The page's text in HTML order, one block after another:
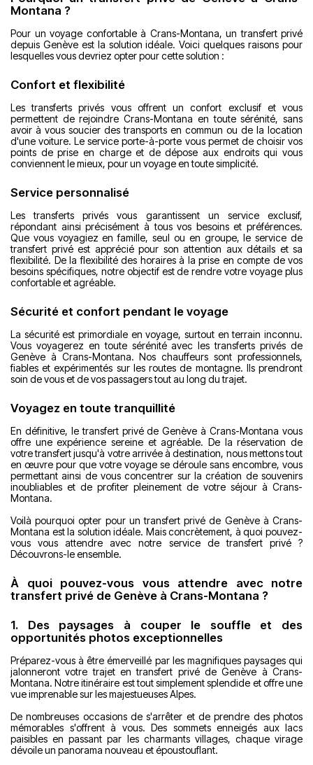
Montana ?
Pour un voyage confortable à Crans-Montana, un transfert privé
depuis Genève est la solution idéale. Voici quelques raisons pour
lesquelles vous devriez opter pour cette solution :
Confort et flexibilité
Les transferts privés vous offrent un confort exclusif et vous
permettent de rejoindre Crans-Montana en toute sérénité, sans
avoir à vous soucier des transports en commun ou de la location
d'une voiture. Le service porte-à-porte vous permet de choisir vos
points de prise en charge et de dépose aux endroits qui vous
conviennent le mieux, pour un voyage en toute simplicité.
Service personnalisé
Les transferts privés vous garantissent un service exclusif,
répondant ainsi précisément à tous vos besoins et préférences.
Que vous voyagiez en famille, seul ou en groupe, le service de
transfert privé est apprécié pour son attention aux détails et sa
flexibilité. De la flexibilité des horaires à la prise en compte de vos
besoins spécifiques, notre objectif est de rendre votre voyage plus
confortable et agréable.
Sécurité et confort pendant le voyage
La sécurité est primordiale en voyage, surtout en terrain inconnu.
Vous voyagerez en toute sérénité avec les transferts privés de
Genève à Crans-Montana. Nos chauffeurs sont professionnels,
fiables et expérimentés sur les routes de montagne. Ils prendront
soin de vous et de vos passagers tout au long du trajet.
Voyagez en toute tranquillité
En définitive, le transfert privé de Genève à Crans-Montana vous
offre une expérience sereine et agréable. De la réservation de
votre transfert jusqu'à votre arrivée à destination, nous mettons tout
en œuvre pour que votre voyage se déroule sans encombre, vous
permettant ainsi de vous concentrer sur la création de souvenirs
inoubliables et de profiter pleinement de votre séjour à Crans-
Montana.
Voilà pourquoi opter pour un transfert privé de Genève à Crans-
Montana est la solution idéale. Mais concrètement, à quoi pouvez-
vous vous attendre avec notre service de transfert privé ?
Découvrons-le ensemble.
À quoi pouvez-vous vous attendre avec notre
transfert privé de Genève à Crans-Montana ?
1. Des paysages à couper le souffle et des
opportunités photos exceptionnelles
Préparez-vous à être émerveillé par les magnifiques paysages qui
jalonneront votre trajet en transfert privé de Genève à Crans-
Montana. Notre itinéraire est tout simplement splendide et offre une
vue imprenable sur les majestueuses Alpes.
De nombreuses occasions de s'arrêter et de prendre des photos
mémorables s'offrent à vous. Des sommets enneigés aux lacs
paisibles en passant par les charmants villages, chaque virage
dévoile un panorama nouveau et époustouflant.